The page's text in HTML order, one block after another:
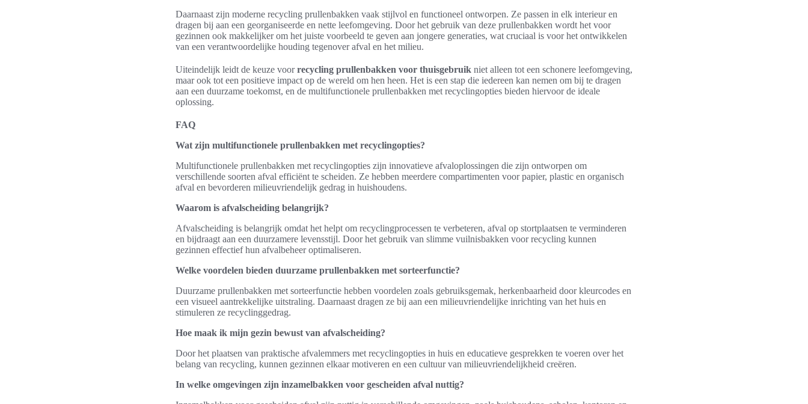
Daarnaast zijn moderne recycling prullenbakken vaak stijlvol en functioneel ontworpen. Ze passen in elk interieur en
dragen bij aan een georganiseerde en nette leefomgeving. Door het gebruik van deze prullenbakken wordt het voor
gezinnen ook makkelijker om het juiste voorbeeld te geven aan jongere generaties, wat cruciaal is voor het ontwikkelen
van een verantwoordelijke houding tegenover afval en het milieu.
Uiteindelijk leidt de keuze voorrecycling prullenbakken voor thuisgebruik niet alleen tot een schonere leefomgeving,
maar ook tot een positieve impact op de wereld om hen heen. Het is een stap die iedereen kan nemen om bij te dragen
aan een duurzame toekomst, en de multifunctionele prullenbakken met recyclingopties bieden hiervoor de ideale
oplossing.
FAQ
Wat zijn multifunctionele prullenbakken met recyclingopties?
Multifunctionele prullenbakken met recyclingopties zijn innovatieve afvaloplossingen die zijn ontworpen om
verschillende soorten afval efficiënt te scheiden. Ze hebben meerdere compartimenten voor papier, plastic en organisch
afval en bevorderen milieuvriendelijk gedrag in huishoudens.
Waarom is afvalscheiding belangrijk?
Afvalscheiding is belangrijk omdat het helpt om recyclingprocessen te verbeteren, afval op stortplaatsen te verminderen
en bijdraagt aan een duurzamere levensstijl. Door het gebruik van slimme vuilnisbakken voor recycling kunnen
gezinnen effectief hun afvalbeheer optimaliseren.
Welke voordelen bieden duurzame prullenbakken met sorteerfunctie?
Duurzame prullenbakken met sorteerfunctie hebben voordelen zoals gebruiksgemak, herkenbaarheid door kleurcodes en
een visueel aantrekkelijke uitstraling. Daarnaast dragen ze bij aan een milieuvriendelijke inrichting van het huis en
stimuleren ze recyclinggedrag.
Hoe maak ik mijn gezin bewust van afvalscheiding?
Door het plaatsen van praktische afvalemmers met recyclingopties in huis en educatieve gesprekken te voeren over het
belang van recycling, kunnen gezinnen elkaar motiveren en een cultuur van milieuvriendelijkheid creëren.
In welke omgevingen zijn inzamelbakken voor gescheiden afval nuttig?